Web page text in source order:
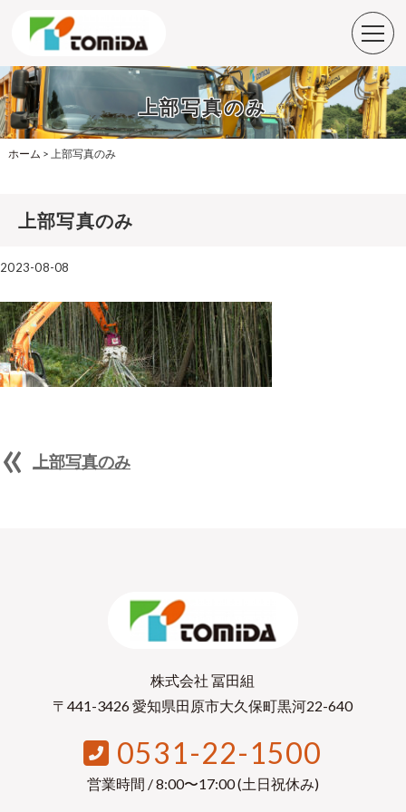
上部写真のみ
ホーム > 上部写真のみ
上部写真のみ
2023-08-08
« 上部写真のみ
株式会社 冨田組
〒441-3426 愛知県田原市大久保町黒河22-640
0531-22-1500
営業時間 / 8:00〜17:00 (土日祝休み)